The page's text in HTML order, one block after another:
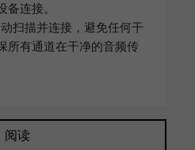
备连接。
扫描并连接，避免任何干
所有通道在干净的音频传
阅读